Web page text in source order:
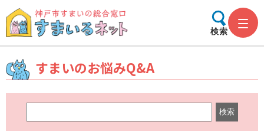
検索
すまいのお悩みQ&A